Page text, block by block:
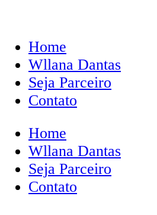
Home
Wllana Dantas
Seja Parceiro
Contato
Home
Wllana Dantas
Seja Parceiro
Contato